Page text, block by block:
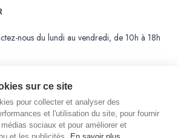
nous du lundi au vendredi, de 10h à 18h
AM Equity est une Société par Actions
sur ce site
pour collecter et analyser des
et l'utilisation du site, pour fournir
sociaux et pour améliorer et